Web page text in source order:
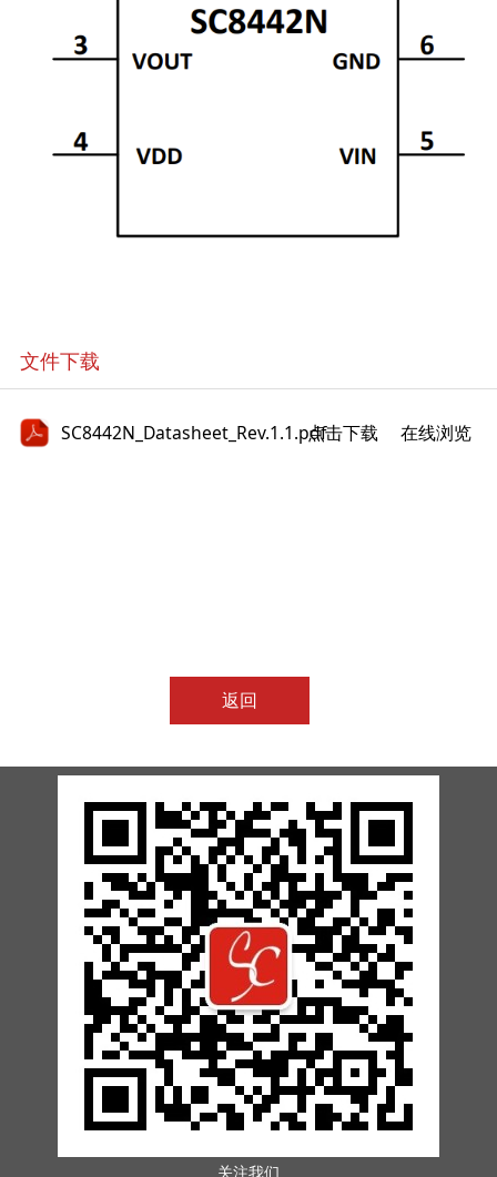
文件下载
SC8442N_Datasheet_Rev.1.1.pdf点击下载 在线浏览
返回
关注我们